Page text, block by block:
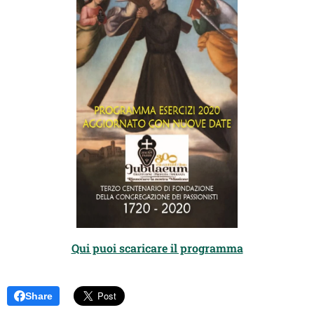
Qui puoi scaricare il programma
Share